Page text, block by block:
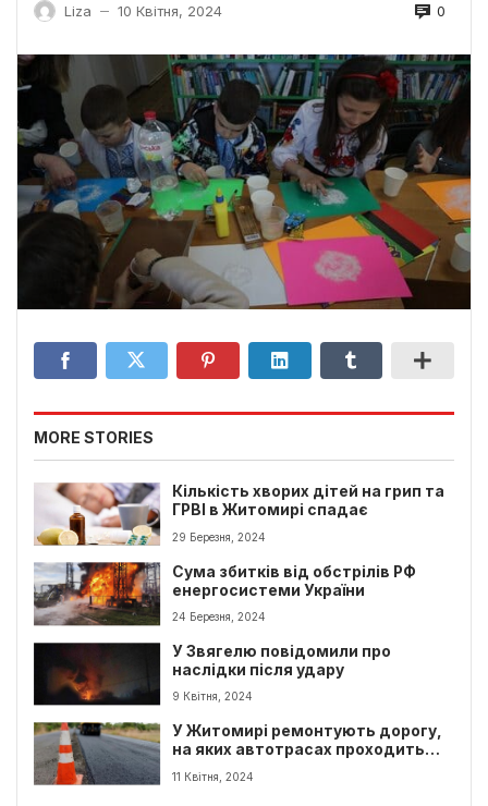
Liza — 10 Квітня, 2024 0
MORE STORIES
Кількість хворих дітей на грип та
ГРВІ в Житомирі спадає
29 Березня, 2024
Сума збитків від обстрілів РФ
енергосистеми України
24 Березня, 2024
У Звягелю повідомили про
наслідки після удару
9 Квітня, 2024
У Житомирі ремонтують дорогу,
на яких автотрасах проходить
ремонт
11 Квітня, 2024